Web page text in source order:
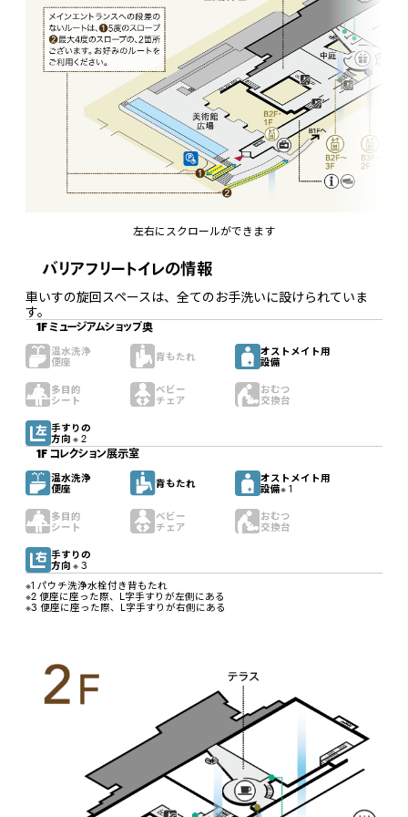
左右にスクロールができます
バリアフリートイレの情報
車いすの旋回スペースは、全てのお手洗いに設けられていま
す。
1F ミュージアムショップ奥
温水洗浄
便座
背もたれ
オストメイト用
設備
多目的
シート
ベビー
チェア
おむつ
交換台
手すりの
方向 ※ 2
1F コレクション展示室
温水洗浄
便座
背もたれ
オストメイト用
設備※ 1
多目的
シート
ベビー
チェア
おむつ
交換台
手すりの
方向 ※ 3
※1 パウチ洗浄水栓付き背もたれ
※2 便座に座った際、L字手すりが左側にある
※3 便座に座った際、L字手すりが右側にある